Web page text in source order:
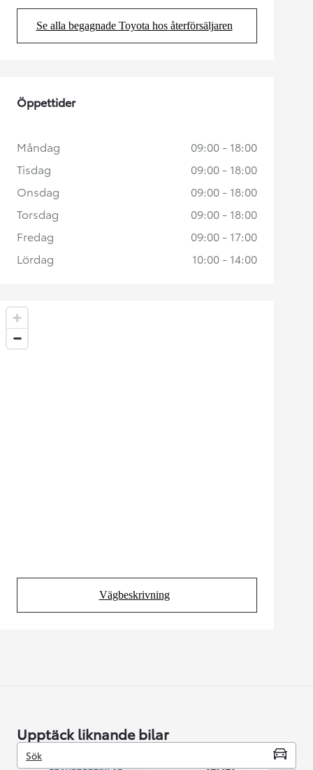
Se alla begagnade Toyota hos återförsäljaren
(Opens in new tab)
Vägbeskrivning
(Opens in new tab)
Öppettider
Måndag
09:00 - 18:00
Tisdag
09:00 - 18:00
Onsdag
09:00 - 18:00
Torsdag
09:00 - 18:00
Fredag
09:00 - 17:00
Lördag
10:00 - 14:00
Upptäck liknande bilar
Sök